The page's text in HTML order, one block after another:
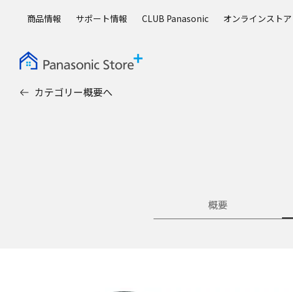
商品情報 サポート情報 CLUB Panasonic オンラインストア
カテゴリー概要へ
概要